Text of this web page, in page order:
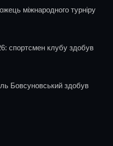
міжнародного турніру
спортсмен клубу здобув
Бовсуновський здобув